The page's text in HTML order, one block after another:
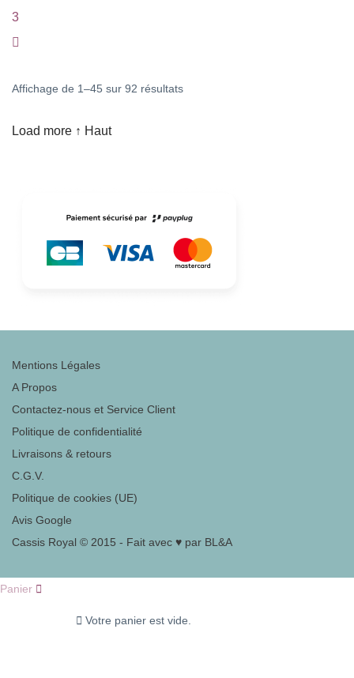
3
Affichage de 1–45 sur 92 résultatsTrié
ancien
Load more ↑ Haut
Mentions Légales
A Propos
Contactez-nous et Service Client
Politique de confidentialité
Livraisons & retours
C.G.V.
Politique de cookies (UE)
Avis Google
Cassis Royal © 2015 - Fait avec ♥ par BL&A
Panier
Votre panier est vide.